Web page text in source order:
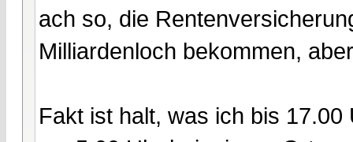
ach so, die
Milliardenloch bekommen,
Fakt ist halt, was ich bis